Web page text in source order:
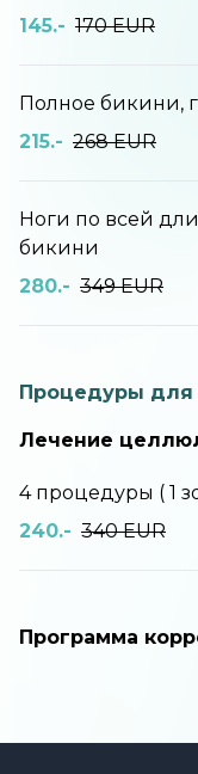
145.- 170 EUR
Полное бикини,
215.- 268 EUR
Ноги по всей
бикини
280.- 349 EUR
Процедуры для
Лечение
4 процедуры ( 1
240.- 340 EUR
Программа